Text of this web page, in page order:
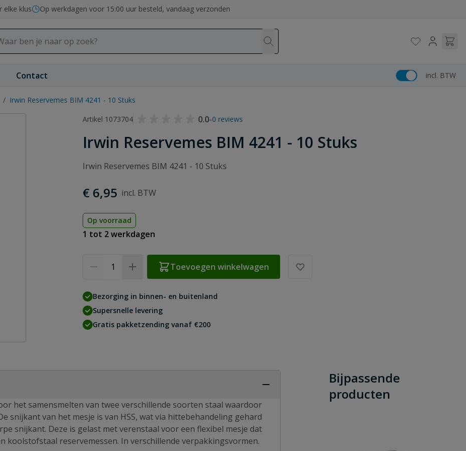
elke klus Op werkdagen voor 15:00 uur besteld, vandaag verzonden
Contact incl. BTW
/ Irwin Reservemes BIM 4241 - 10 Stuks
Artikel 1073704
0.0-0 reviews
Irwin Reservemes BIM 4241 - 10 Stuks
Irwin Reservemes BIM 4241 - 10 Stuks
€ 6,95
Op voorraad
1 tot 2 werkdagen
Toevoegen winkelwagen
Bezorging in binnen- en buitenland
Supersnelle levering
Gratis pakketzending vanaf €200
het samensmelten van twee verschillende soorten staal waardoor
snijkant van het mesje is van HSS, wat via hittebehandeling gehard
snijkant. Deze is gelast met verenstaal voor een flexibel mesje dat
koolstofstaal reservemessen. In verschillende verpakkingsvormen.
Bijpassende
producten